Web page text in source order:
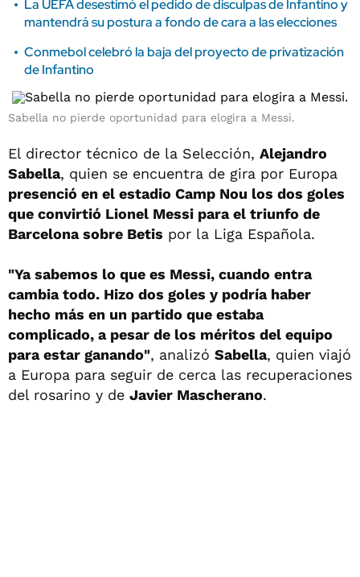
La UEFA desestimó el pedido de disculpas de Infantino y
mantendrá su postura a fondo de cara a las elecciones
Conmebol celebró la baja del proyecto de privatización
de Infantino
Sabella no pierde oportunidad para elogira a Messi.
El director técnico de la Selección, Alejandro
Sabella, quien se encuentra de gira por Europa
presenció en el estadio Camp Nou los dos goles
que convirtió Lionel Messi para el triunfo de
Barcelona sobre Betis por la Liga Española.
"Ya sabemos lo que es Messi, cuando entra
cambia todo. Hizo dos goles y podría haber
hecho más en un partido que estaba
complicado, a pesar de los méritos del equipo
para estar ganando", analizó Sabella, quien viajó
a Europa para seguir de cerca las recuperaciones
del rosarino y de Javier Mascherano.